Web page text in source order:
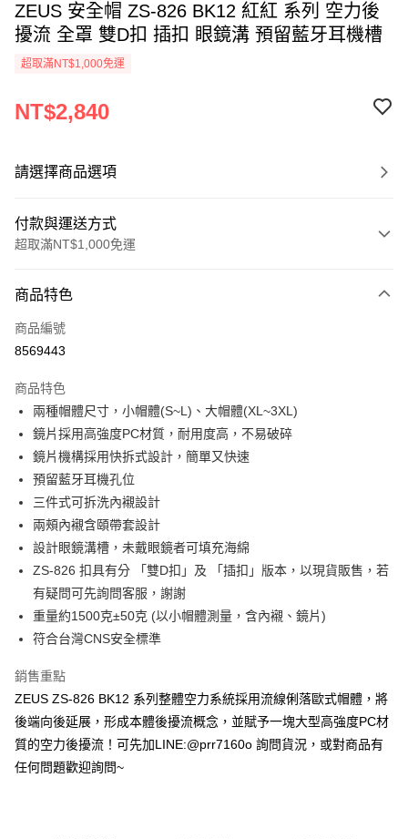
ZEUS 安全帽 ZS-826 BK12 紅紅 系列 空力後
擾流 全罩 雙D扣 插扣 眼鏡溝 預留藍牙耳機槽
超取滿NT$1,000免運
NT$2,840
請選擇商品選項
付款與運送方式
超取滿NT$1,000免運
信用卡一次付款
超商取貨付款
ATM付款
運送方式
全家取貨付款(安全帽一頂以上請選宅配)
每筆NT$60，滿NT$1,000(含以上)免運費
7-11取貨付款(安全帽一頂以上請選宅配)
每筆NT$60，滿NT$1,000(含以上)免運費
宅配
每筆NT$100，滿NT$1,000(含以上)免運費
商品特色
商品編號
8569443
商品特色
兩種帽體尺寸，小帽體(S~L)、大帽體(XL~3XL)
鏡片採用高強度PC材質，耐用度高，不易破碎
鏡片機構採用快拆式設計，簡單又快速
預留藍牙耳機孔位
三件式可拆洗內襯設計
兩頰內襯含頤帶套設計
設計眼鏡溝槽，未戴眼鏡者可填充海綿
ZS-826 扣具有分 「雙D扣」及 「插扣」版本，以現貨販售，若
有疑問可先詢問客服，謝謝
重量約1500克±50克 (以小帽體測量，含內襯、鏡片)
符合台灣CNS安全標準
銷售重點
ZEUS ZS-826 BK12 系列整體空力系統採用流線俐落歐式帽體，將
後端向後延展，形成本體後擾流概念，並賦予一塊大型高強度PC材
質的空力後擾流！可先加LINE:@prr7160o 詢問貨況，或對商品有
任何問題歡迎詢問~